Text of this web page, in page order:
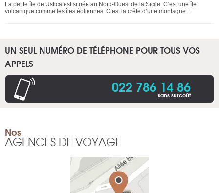
La petite île de Ustica est située au Nord-Ouest de la Sicile. C’est une île
volcanique comme les îles éoliennes. C’est la crête d’une montagne ...
UN SEUL NUMÉRO DE TÉLÉPHONE POUR TOUS VOS
APPELS
022 786 14 86
sans surcoût
Nos
AGENCES DE VOYAGE